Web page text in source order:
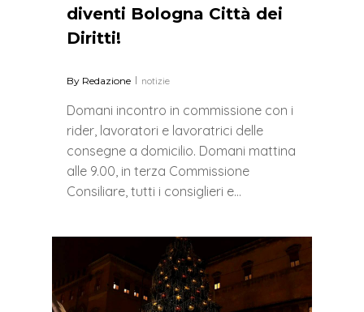
diventi Bologna Città dei
Diritti!
By Redazione notizie
Domani incontro in commissione con i
rider, lavoratori e lavoratrici delle
consegne a domicilio. Domani mattina
alle 9.00, in terza Commissione
Consiliare, tutti i consiglieri e…